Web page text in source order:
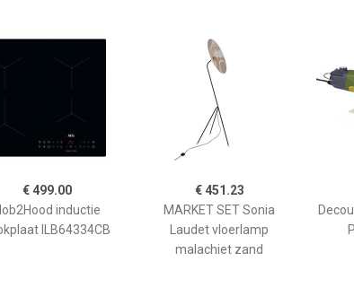
€ 499.00
inductie
ILB64334CB
€ 451.23
MARKET SET Sonia
Laudet vloerlamp
malachiet zand